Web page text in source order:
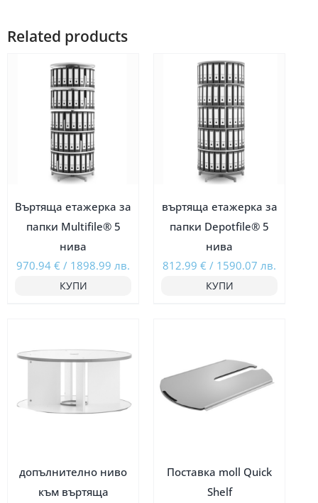
Related products
Въртяща етажерка за
папки Multifile® 5
нива
970.94€ / 1898.99лв.
КУПИ
въртяща етажерка за
папки Depotfile® 5
нива
812.99€ / 1590.07лв.
КУПИ
допълнително ниво
към въртяща
Поставка moll Quick
Shelf